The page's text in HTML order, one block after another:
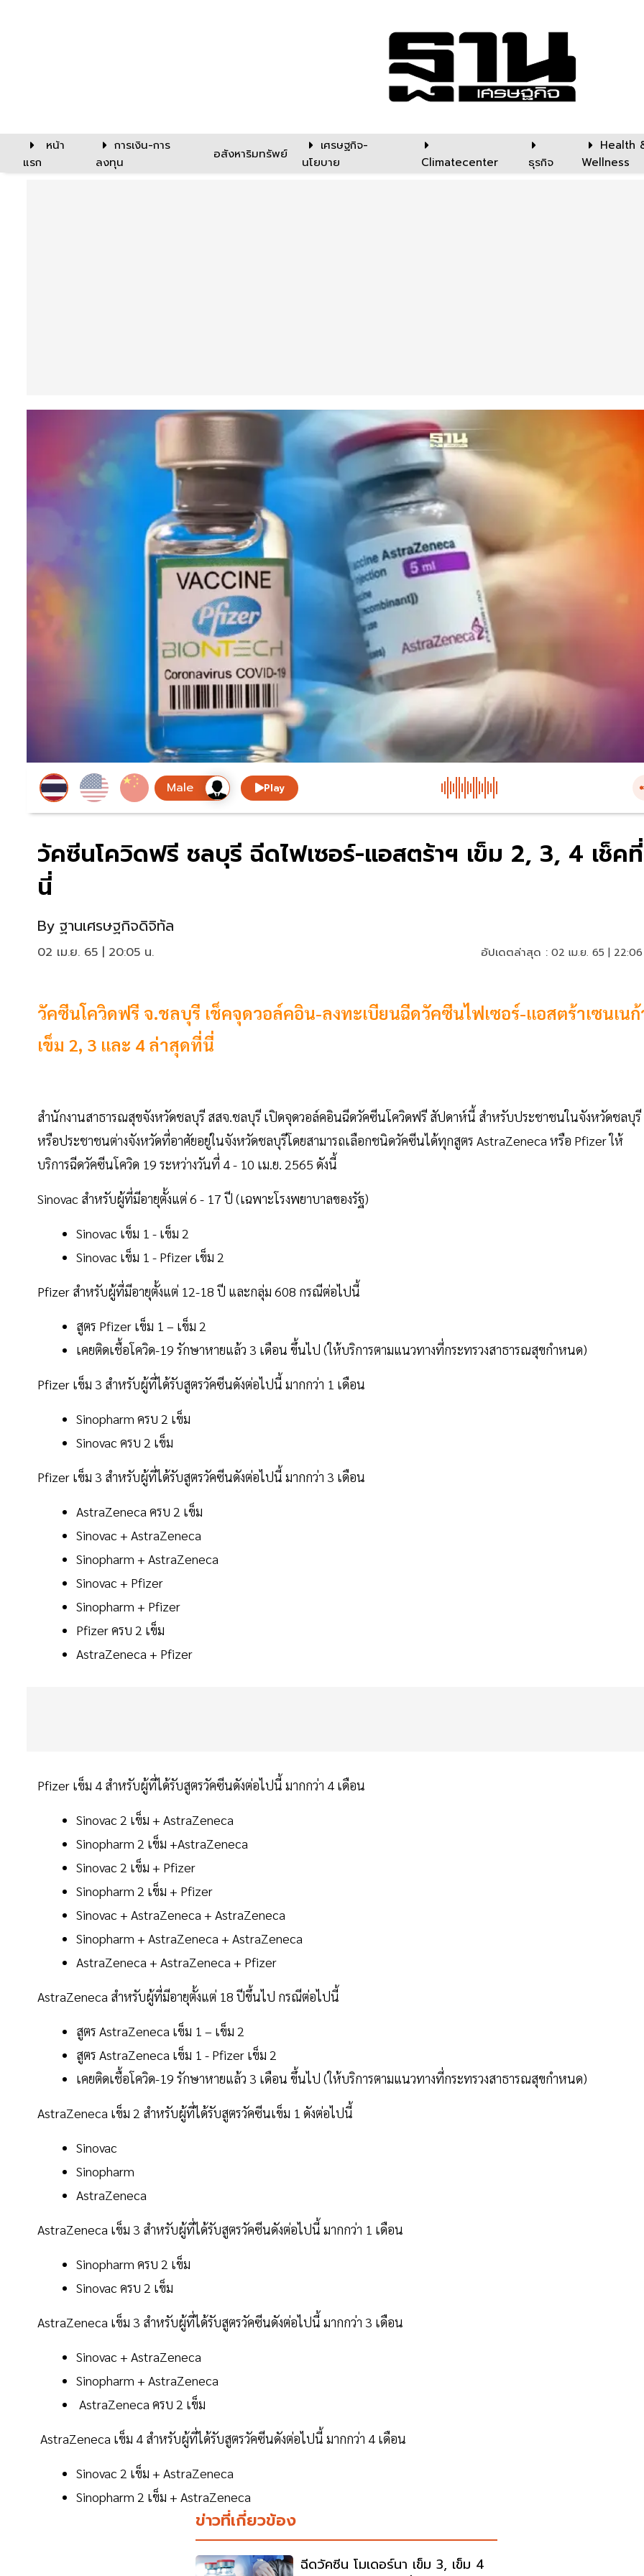
หน้า
แรก
การเงิน-การ
ลงทุน
อสังหาริมทรัพย์
เศรษฐกิจ-
นโยบาย
Climatecenter ธุรกิจ
Health
Wellness
Play
วัคซีนโควิดฟรี ชลบุรี ฉีดไฟเซอร์-แอสตร้าฯ เข็ม 2, 3, 4 เช็คที่
นี่
By ฐานเศรษฐกิจดิจิทัล
02 เม.ย. 65 | 20:05 น. อัปเดตล่าสุด : 02 เม.ย. 65 |
วัคซีนโควิดฟรี จ.ชลบุรี เช็คจุดวอล์คอิน-ลงทะเบียนฉีดวัคซีนไฟเซอร์-แอสตร้าเซนเนก้
เข็ม 2, 3 และ 4 ล่าสุดที่นี่
สำนักงานสาธารณสุขจังหวัดชลบุรี สสจ.ชลบุรี เปิดจุดวอล์คอินฉีดวัคซีนโควิดฟรี สัปดาห์นี้ สำหรับประชาชนในจังหวัดชลบุรี
หรือประชาชนต่างจังหวัดที่อาศัยอยู่ในจังหวัดชลบุรีโดยสามารถเลือกชนิดวัคซีนได้ทุกสูตร AstraZeneca หรือ Pfizer ให้
บริการฉีดวัคซีนโควิด 19 ระหว่างวันที่ 4 - 10 เม.ย. 2565 ดังนี้
Sinovac สำหรับผู้ที่มีอายุตั้งแต่ 6 - 17 ปี (เฉพาะโรงพยาบาลของรัฐ)
Sinovac เข็ม 1 - เข็ม 2
Sinovac เข็ม 1 - Pfizer เข็ม 2
Pfizer สำหรับผู้ที่มีอายุตั้งแต่ 12-18 ปี และกลุ่ม 608 กรณีต่อไปนี้
สูตร Pfizer เข็ม 1 – เข็ม 2
เคยติดเชื้อโควิด-19 รักษาหายแล้ว 3 เดือน ขึ้นไป (ให้บริการตามแนวทางที่กระทรวงสาธารณสุขกำหนด)
Pfizer เข็ม 3 สำหรับผู้ที่ได้รับสูตรวัคซีนดังต่อไปนี้ มากกว่า 1 เดือน
Sinopharm ครบ 2 เข็ม
Sinovac ครบ 2 เข็ม
Pfizer เข็ม 3 สำหรับผู้ที่ได้รับสูตรวัคซีนดังต่อไปนี้ มากกว่า 3 เดือน
AstraZeneca ครบ 2 เข็ม
Sinovac + AstraZeneca
Sinopharm + AstraZeneca
Sinovac + Pfizer
Sinopharm + Pfizer
Pfizer ครบ 2 เข็ม
AstraZeneca + Pfizer
Pfizer เข็ม 4 สำหรับผู้ที่ได้รับสูตรวัคซีนดังต่อไปนี้ มากกว่า 4 เดือน
Sinovac 2 เข็ม + AstraZeneca
Sinopharm 2 เข็ม +AstraZeneca
Sinovac 2 เข็ม + Pfizer
Sinopharm 2 เข็ม + Pfizer
Sinovac + AstraZeneca + AstraZeneca
Sinopharm + AstraZeneca + AstraZeneca
AstraZeneca + AstraZeneca + Pfizer
AstraZeneca สำหรับผู้ที่มีอายุตั้งแต่ 18 ปีขึ้นไป กรณีต่อไปนี้
สูตร AstraZeneca เข็ม 1 – เข็ม 2
สูตร AstraZeneca เข็ม 1 - Pfizer เข็ม 2
เคยติดเชื้อโควิด-19 รักษาหายแล้ว 3 เดือน ขึ้นไป (ให้บริการตามแนวทางที่กระทรวงสาธารณสุขกำหนด)
AstraZeneca เข็ม 2 สำหรับผู้ที่ได้รับสูตรวัคซีนเข็ม 1 ดังต่อไปนี้
Sinovac
Sinopharm
AstraZeneca
AstraZeneca เข็ม 3 สำหรับผู้ที่ได้รับสูตรวัคซีนดังต่อไปนี้ มากกว่า 1 เดือน
Sinopharm ครบ 2 เข็ม
Sinovac ครบ 2 เข็ม
AstraZeneca เข็ม 3 สำหรับผู้ที่ได้รับสูตรวัคซีนดังต่อไปนี้ มากกว่า 3 เดือน
Sinovac + AstraZeneca
Sinopharm + AstraZeneca
AstraZeneca ครบ 2 เข็ม
AstraZeneca เข็ม 4 สำหรับผู้ที่ได้รับสูตรวัคซีนดังต่อไปนี้ มากกว่า 4 เดือน
Sinovac 2 เข็ม + AstraZeneca
Sinopharm 2 เข็ม + AstraZeneca
ข่าวที่เกี่ยวข้อง
ฉีดวัคซีน โมเดอร์นา เข็ม 3, เข็ม 4